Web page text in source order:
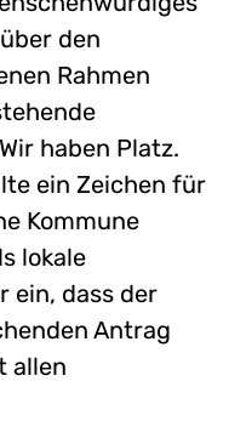
den
Rahmen
haben Platz.
ein Zeichen für
Kommune
lokale
ein, dass der
Antrag
allen